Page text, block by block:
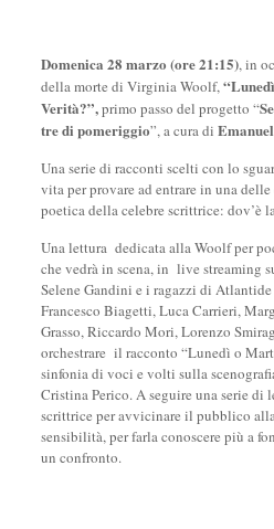
Domenica 28 marzo (ore 21:15), in
della morte di Virginia Woolf,
Verità?”,primo passo del progetto “
tre di pomeriggio”, a cura di
Una serie di racconti scelti con lo
vita per provare ad entrare in una
poetica della celebre scrittrice: dov’è
Una lettura dedicata alla Woolf per
che vedrà in scena, in live streaming
Selene Gandini e i ragazzi di
Francesco Biagetti, Luca Carrieri,
Grasso, Riccardo Mori, Lorenzo
orchestrare il racconto “Lunedì o
sinfonia di voci e volti sulla
Cristina Perico. A seguire una serie
scrittrice per avvicinare il pubblico
sensibilità, per farla conoscere più a
un confronto.